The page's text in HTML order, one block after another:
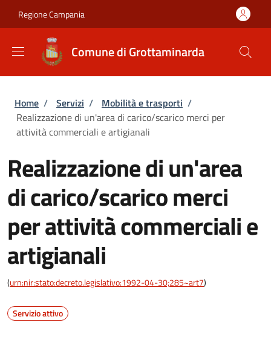
Regione Campania
Comune di Grottaminarda
Briciole di pane
Home / Servizi / Mobilità e trasporti /
Realizzazione di un'area di carico/scarico merci per
attività commerciali e artigianali
Realizzazione di un'area
di carico/scarico merci
per attività commerciali e
artigianali
(urn:nir:stato:decreto.legislativo:1992-04-30;285~art7)
Servizio attivo